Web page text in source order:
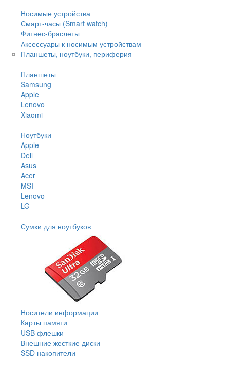
Носимые устройства
Смарт-часы (Smart watch)
Фитнес-браслеты
Аксессуары к носимым устройствам
Планшеты, ноутбуки, периферия
Планшеты
Samsung
Apple
Lenovo
Xiaomi
Ноутбуки
Apple
Dell
Asus
Acer
MSI
Lenovo
LG
Сумки для ноутбуков
Носители информации
Карты памяти
USB флешки
Внешние жесткие диски
SSD накопители